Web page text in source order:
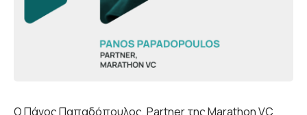
Ο Πάνος Παπαδόπουλος, Partner της Marathon VC